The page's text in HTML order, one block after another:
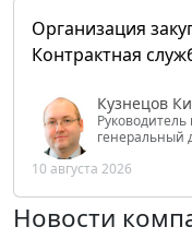
Организация
Контрактная
Кузнецов
генеральный
РФ
10 августа 2026
Новости